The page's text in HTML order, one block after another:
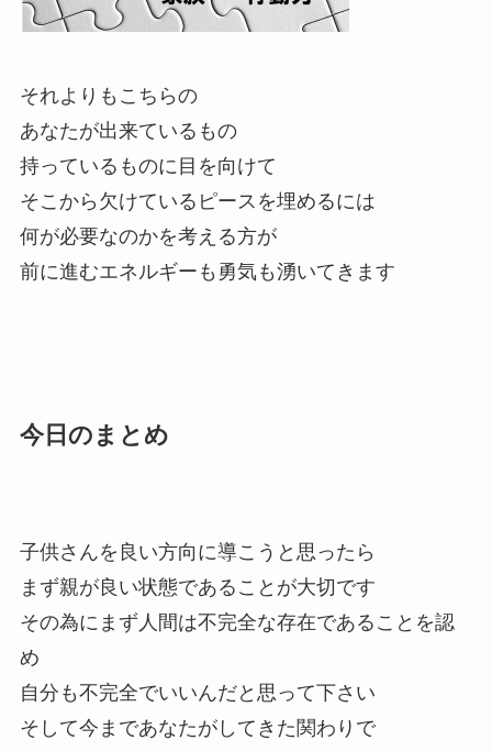
それよりもこちらの
あなたが出来ているもの
持っているものに目を向けて
そこから欠けているピースを埋めるには
何が必要なのかを考える方が
前に進むエネルギーも勇気も湧いてきます
今日のまとめ
子供さんを良い方向に導こうと思ったら
まず親が良い状態であることが大切です
その為にまず人間は不完全な存在であることを認
め
自分も不完全でいいんだと思って下さい
そして今まであなたがしてきた関わりで